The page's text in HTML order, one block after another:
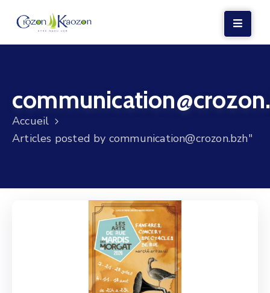
VIE
LOCALE
VIE
ET
Accueil
Articles posted by communication@crozon.bzh"